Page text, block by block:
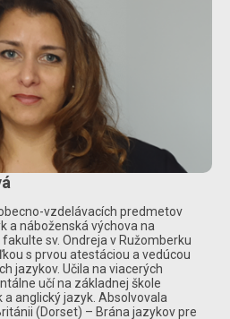
vzdelávacích predmetov
a náboženská výchova na
sv. Ondreja v Ružomberku
s prvou atestáciou a vedúcou
jazykov. Učila na viacerých
učí na základnej škole
anglický jazyk. Absolvovala
(Dorset) – Brána jazykov pre